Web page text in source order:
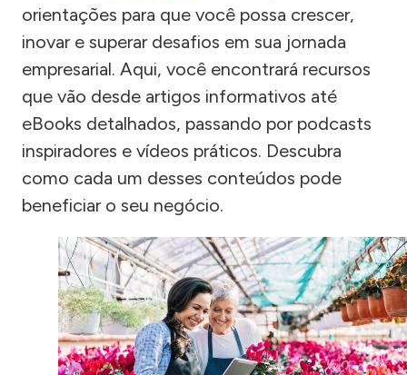
orientações para que você possa crescer,
inovar e superar desafios em sua jornada
empresarial. Aqui, você encontrará recursos
que vão desde artigos informativos até
eBooks detalhados, passando por podcasts
inspiradores e vídeos práticos. Descubra
como cada um desses conteúdos pode
beneficiar o seu negócio.